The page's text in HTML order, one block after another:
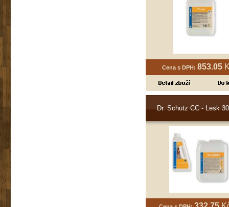
Cena s DPH: 853.05
Dr. Schutz CC - Lesk